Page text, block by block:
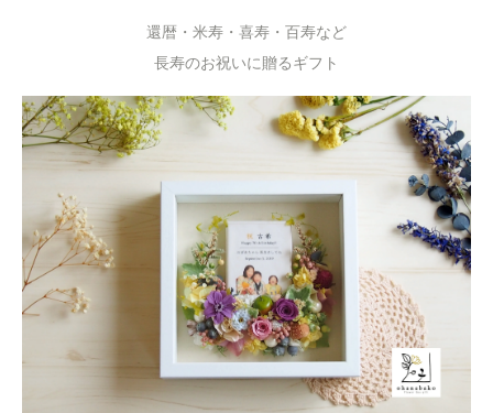
還暦・米寿・喜寿・百寿など
長寿のお祝いに贈るギフト